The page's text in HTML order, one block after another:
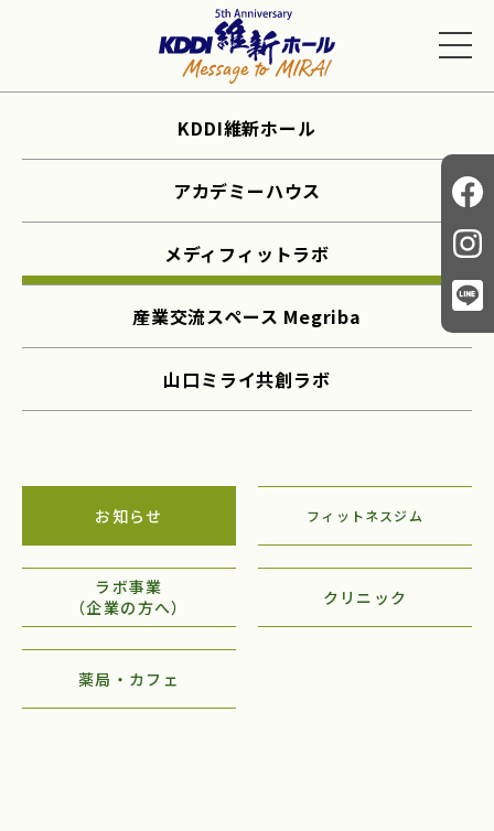
KDDI維新ホール
アカデミーハウス
メディフィットラボ
産業交流スペース Megriba
山口ミライ共創ラボ
お知らせ フィットネスジム
ラボ事業
（企業の方へ）
クリニック
薬局・カフェ